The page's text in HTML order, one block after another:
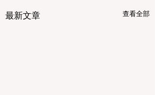
最新文章 查看全部